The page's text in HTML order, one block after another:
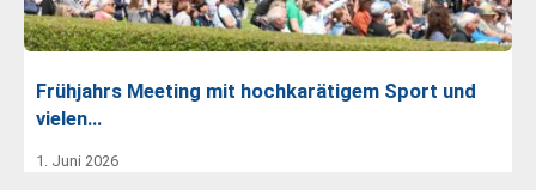
Frühjahrs Meeting mit hochkarätigem Sport und
vielen…
1. Juni 2026